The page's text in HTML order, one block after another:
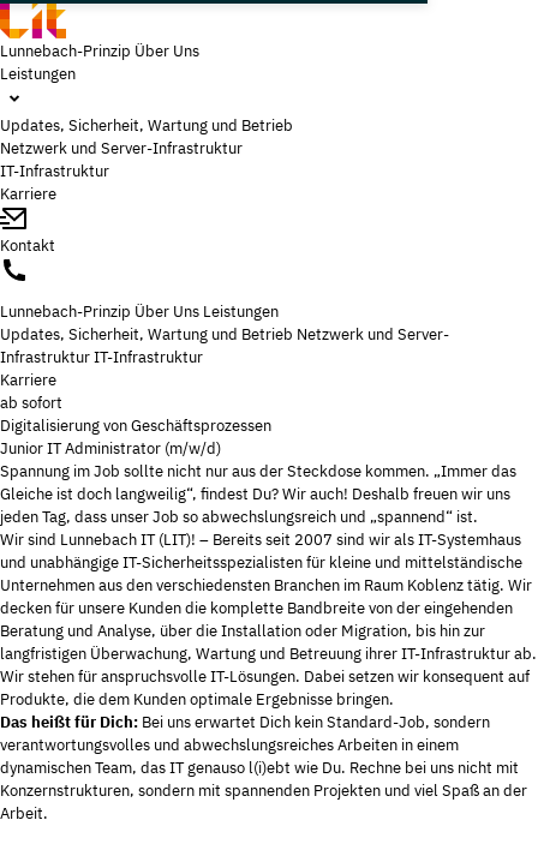
Lunnebach-Prinzip Über Uns
Leistungen
Updates, Sicherheit, Wartung und Betrieb
Netzwerk und Server-Infrastruktur
IT-Infrastruktur
Karriere
Kontakt
Lunnebach-Prinzip Über Uns Leistungen
Updates, Sicherheit, Wartung und Betrieb Netzwerk und Server-
InfrastrukturIT-Infrastruktur
Karriere
ab sofort
Digitalisierung von Geschäftsprozessen
Junior IT Administrator (m/w/d)
Spannung im Job sollte nicht nur aus der Steckdose kommen. „Immer das
Gleiche ist doch langweilig“, findest Du? Wir auch! Deshalb freuen wir uns
jeden Tag, dass unser Job so abwechslungsreich und „spannend“ ist.
Wir sind Lunnebach IT (LIT)! – Bereits seit 2007 sind wir als IT-Systemhaus
und unabhängige IT-Sicherheitsspezialisten für kleine und mittelständische
Unternehmen aus den verschiedensten Branchen im Raum Koblenz tätig. Wir
decken für unsere Kunden die komplette Bandbreite von der eingehenden
Beratung und Analyse, über die Installation oder Migration, bis hin zur
langfristigen Überwachung, Wartung und Betreuung ihrer IT-Infrastruktur ab.
Wir stehen für anspruchsvolle IT-Lösungen. Dabei setzen wir konsequent auf
Produkte, die dem Kunden optimale Ergebnisse bringen.
Das heißt für Dich: Bei uns erwartet Dich kein Standard-Job, sondern
verantwortungsvolles und abwechslungsreiches Arbeiten in einem
dynamischen Team, das IT genauso l(i)ebt wie Du. Rechne bei uns nicht mit
Konzernstrukturen, sondern mit spannenden Projekten und viel Spaß an der
Arbeit.